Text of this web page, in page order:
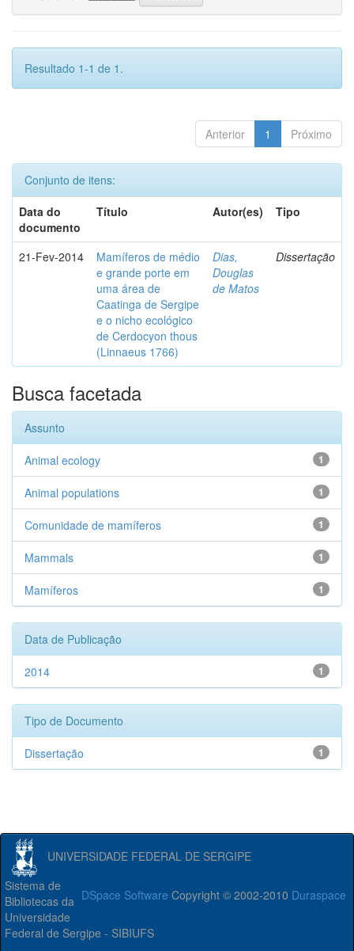
Resultado 1-1 de 1.
Anterior 1 Próximo
Conjunto de itens:
Data do
documento
Título Autor(es) Tipo
21-Fev-2014
Mamíferos de médio
e grande porte em
uma área de
Caatinga de Sergipe
e o nicho ecológico
de Cerdocyon thous
(Linnaeus 1766)
Dias,
Douglas
de Matos
Dissertação
Busca facetada
Assunto
1
Animal ecology
1
Animal populations
1
Comunidade de mamíferos
1
Mammals
1
Mamíferos
Data de Publicação
1
2014
Tipo de Documento
1
Dissertação
UNIVERSIDADE FEDERAL DE SERGIPE
DSpace Software Copyright © 2002-2010 Duraspace
Sistema de
Bibliotecas da
Universidade
Federal de Sergipe - SIBIUFS